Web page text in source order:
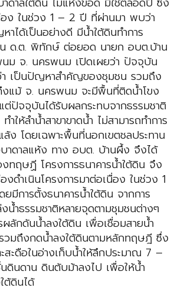
อง ในช่วง 1 – 2 ปี ที่ผ่านมา พบว่า
าได้เป็นอย่างดี มีน้ำใต้ดินทำการ
ด.ต. พิทักษ์ ต่อยอด นายก อบต.บ้าน
ม จ. นครพนม เปิดเผยว่า ปัจจุบัน
เป็นปัญหาสำคัญของชุมชน รวมถึง
แม้ จ. นครพนม จะมีพื้นที่ติดน้ำโขง
ต่ปัจจุบันได้รับผลกระทบจากธรรมชาติ
ให้ลำน้ำสาขาขาดน้ำ ไม่สามารถทำการ
ง โดยเฉพาะพื้นที่นอกเขตชลประทาน
าดาลแห้ง ทาง อบต. บ้านผึ้ง จึงได้
ทฤษฏี โครงการธนาคารน้ำใต้ดิน จึง
งดำเนินโครงการมาต่อเนื่อง ในช่วง 1
มีการตั้งธนาคารน้ำใต้ดิน จากการ
ำธรรมชาติหลายจุดตามชุมชนต่างๆ
ผลักดันน้ำลงใต้ดิน เพื่อเชื่อมสายน้ำ
วมถึงกดน้ำลงใต้ดินตามหลักทฤษฎี ซึ่ง
สะดือในอ่างเก็บน้ำให้ลึกประมาณ 7 –
ดินดาน ดินตับม้าลงไป เพื่อให้น้ำ
ต้ดินได้